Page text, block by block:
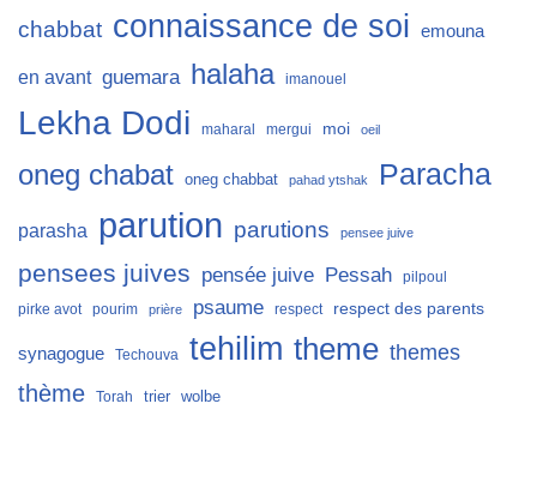
chabbat connaissance de soi emouna
en avant guemara halaha imanouel
Lekha Dodi maharal mergui moi oeil
oneg chabat oneg chabbat pahad ytshak Paracha
parasha parution parutions pensee juive
pensees juives pensée juive Pessah
pilpoul
pirke avot
pourim prière psaume respect respect des parents
synagogue Techouva tehilim theme themes
thème Torah trier wolbe